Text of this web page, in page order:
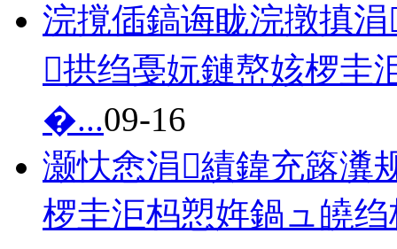
浣撹偛鎬诲眬浣撴搷
拱绉戞妧鏈嶅姟椤圭
�...09-16
灏忕悆涓績鍏充簬瀵
椤圭洰杩愬姩鍋ュ皢